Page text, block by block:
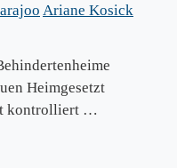
Ariane Kosick
Heimgesetzt
kontrolliert …